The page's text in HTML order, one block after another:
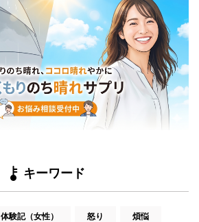
キーワード
体験記（女性） 怒り 煩悩